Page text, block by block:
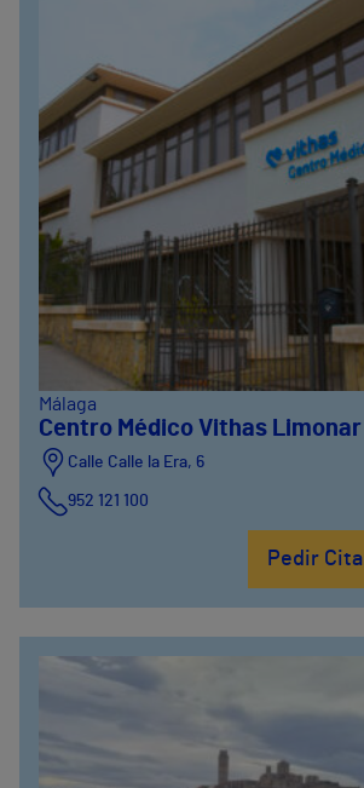
Málaga
Centro Médico Vithas Limonar
Calle Calle la Era, 6
952 121 100
Pedir Cita